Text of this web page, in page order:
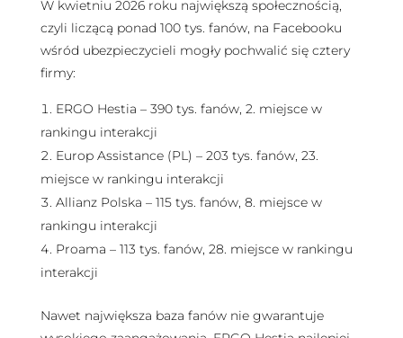
W kwietniu 2026 roku największą społecznością,
czyli liczącą ponad 100 tys. fanów, na Facebooku
wśród ubezpieczycieli mogły pochwalić się cztery
firmy:
ERGO Hestia – 390 tys. fanów, 2. miejsce w
rankingu interakcji
Europ Assistance (PL) – 203 tys. fanów, 23.
miejsce w rankingu interakcji
Allianz Polska – 115 tys. fanów, 8. miejsce w
rankingu interakcji
Proama – 113 tys. fanów, 28. miejsce w rankingu
interakcji
Nawet największa baza fanów nie gwarantuje